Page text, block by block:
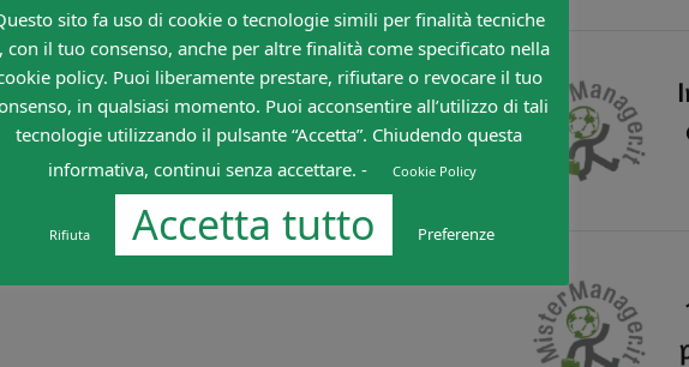
sito fa uso di cookie o tecnologie simili per finalità tecniche
con il tuo consenso, anche per altre finalità come specificato nella
policy. Puoi liberamente prestare, rifiutare o revocare il tuo
in qualsiasi momento. Puoi acconsentire all’utilizzo di tali
tecnologie utilizzando il pulsante “Accetta”. Chiudendo questa
informativa, continui senza accettare. -
Cookie Policy
Rifiuta Accetta tutto Preferenze